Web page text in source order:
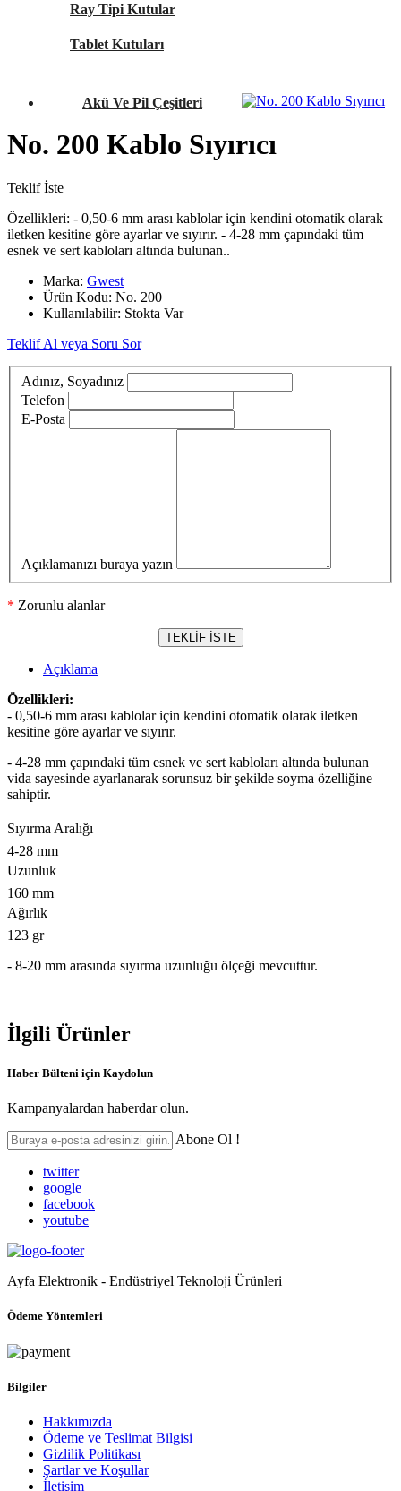
Ray Tipi Kutular
Tablet Kutuları
Akü Ve Pil Çeşitleri
No. 200 Kablo Sıyırıcı
Teklif İste
Özellikleri: - 0,50-6 mm arası kablolar için kendini otomatik olarak
iletken kesitine göre ayarlar ve sıyırır. - 4-28 mm çapındaki tüm
esnek ve sert kabloları altında bulunan..
Marka: Gwest
Ürün Kodu: No. 200
Kullanılabilir: Stokta Var
Teklif Al veya Soru Sor
Adınız, Soyadınız
Telefon
E-Posta
Açıklamanızı buraya yazın
* Zorunlu alanlar
TEKLİF İSTE
Açıklama
Özellikleri:
- 0,50-6 mm arası kablolar için kendini otomatik olarak iletken
kesitine göre ayarlar ve sıyırır.
- 4-28 mm çapındaki tüm esnek ve sert kabloları altında bulunan
vida sayesinde ayarlanarak sorunsuz bir şekilde soyma özelliğine
sahiptir.
Sıyırma Aralığı
4-28 mm
Uzunluk
160 mm
Ağırlık
123 gr
- 8-20 mm arasında sıyırma uzunluğu ölçeği mevcuttur.
İlgili Ürünler
Haber Bülteni için Kaydolun
Kampanyalardan haberdar olun.
Abone Ol !
twitter
google
facebook
youtube
Ayfa Elektronik - Endüstriyel Teknoloji Ürünleri
Ödeme Yöntemleri
Bilgiler
Hakkımızda
Ödeme ve Teslimat Bilgisi
Gizlilik Politikası
Şartlar ve Koşullar
İletişim